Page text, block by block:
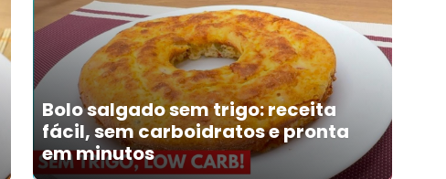
Bolo salgado sem trigo: receita
fácil, sem carboidratos e pronta
em minutos